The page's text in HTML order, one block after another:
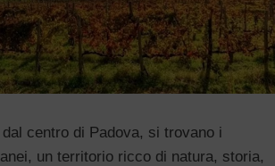
centro di Padova, si trovano i
un territorio ricco di natura, storia,